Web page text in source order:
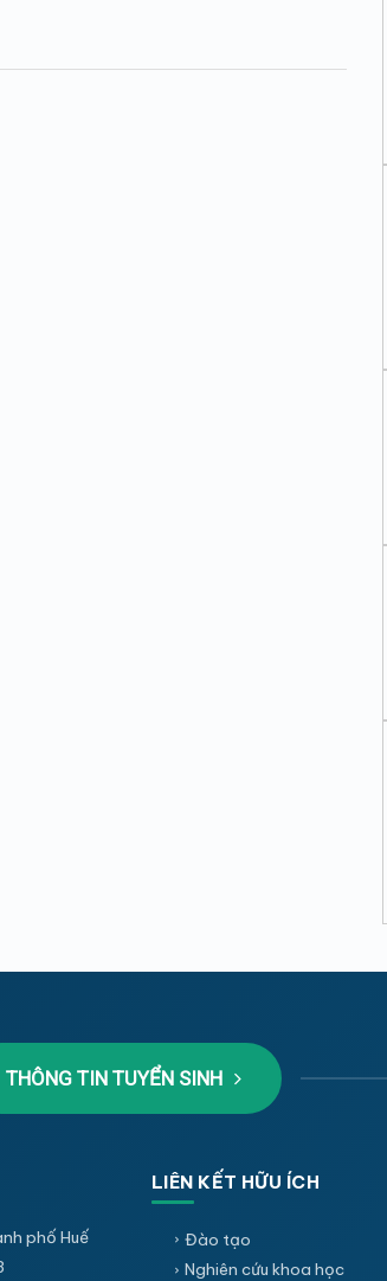
THÔNG TIN TUYỂN SINH
phố Huế
LIÊN KẾT HỮU ÍCH
Đào tạo
Nghiên cứu khoa học